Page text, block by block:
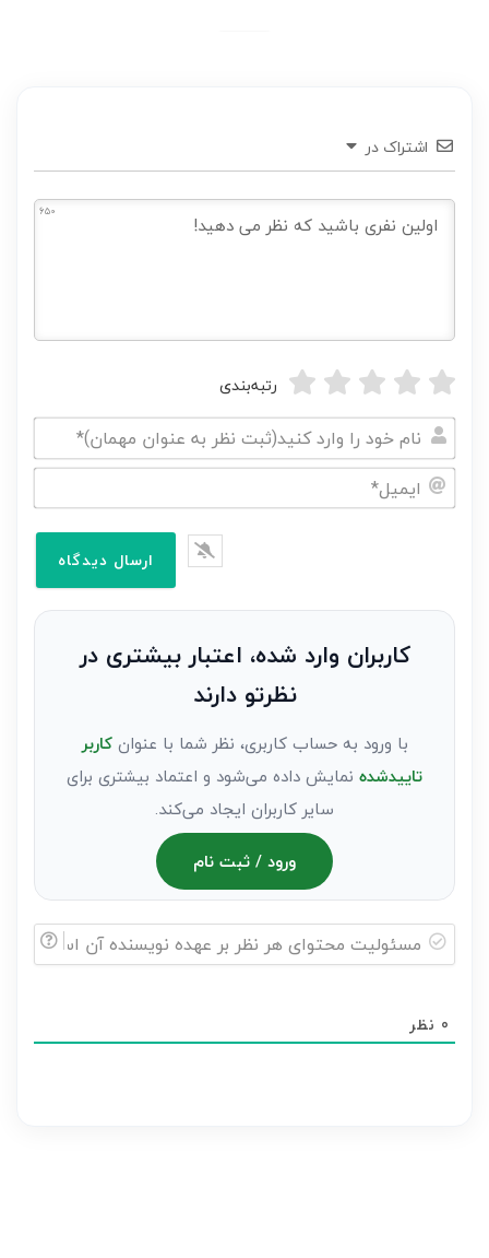
اشتراک در
650
رتبه‌بندی
نام
خود
نظر
کاربران وارد شده، اعتبار بیشتری در
نظرتو دارند
با ورود به حساب کاربری، نظر شما با عنوانکاربر
تاییدشده نمایش داده می‌شود و اعتماد بیشتری برای
سایر کاربران ایجاد می‌کند.
ورود / ثبت نام
هر
0 نظر